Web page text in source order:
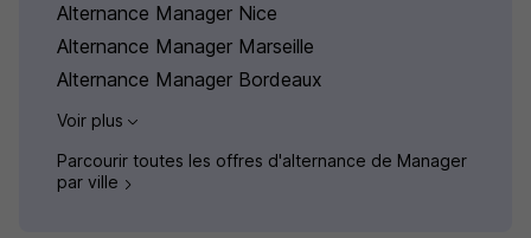
Alternance Manager Nice
Alternance Manager Marseille
Alternance Manager Bordeaux
Voir plus
Parcourir toutes les offres d'alternance de Manager
par ville